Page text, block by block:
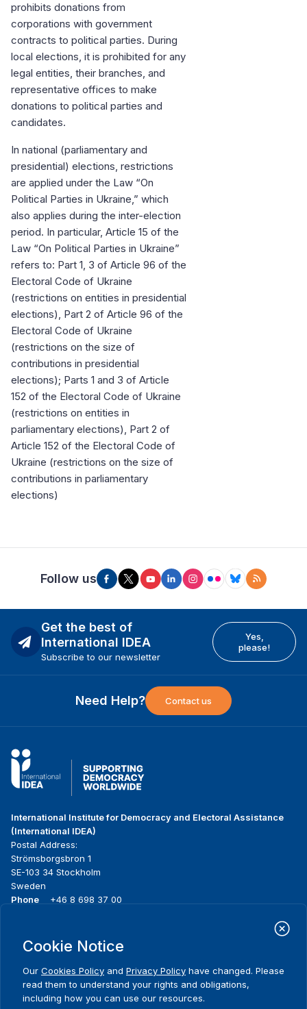
prohibits donations from
corporations with government
contracts to political parties. During
local elections, it is prohibited for any
legal entities, their branches, and
representative offices to make
donations to political parties and
candidates.
In national (parliamentary and
presidential) elections, restrictions
are applied under the Law “On
Political Parties in Ukraine,” which
also applies during the inter-election
period. In particular, Article 15 of the
Law “On Political Parties in Ukraine”
refers to: Part 1, 3 of Article 96 of the
Electoral Code of Ukraine
(restrictions on entities in presidential
elections), Part 2 of Article 96 of the
Electoral Code of Ukraine
(restrictions on the size of
contributions in presidential
elections); Parts 1 and 3 of Article
152 of the Electoral Code of Ukraine
(restrictions on entities in
parliamentary elections), Part 2 of
Article 152 of the Electoral Code of
Ukraine (restrictions on the size of
contributions in parliamentary
elections)
Follow us
Get the best of
International IDEA
Subscribe to our newsletter
Yes,
please!
Need Help? Contact us
International Institute for Democracy and Electoral Assistance
(International IDEA)
Postal Address:
Strömsborgsbron 1
SE-103 34 Stockholm
Sweden
Phone
+46 8 698 37 00
menu
About us
What we do
Where we work
Publications
News & events
Media resources
Contact
Cookie Notice
Our Cookies Policy and Privacy Policy have changed. Please
read them to understand your rights and obligations,
including how you can use our resources.